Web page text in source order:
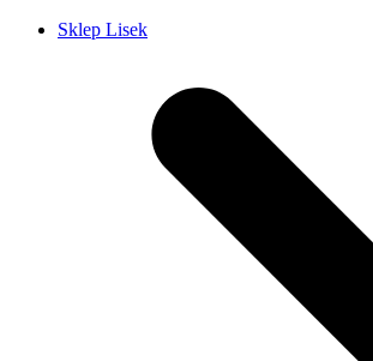
Sklep Lisek